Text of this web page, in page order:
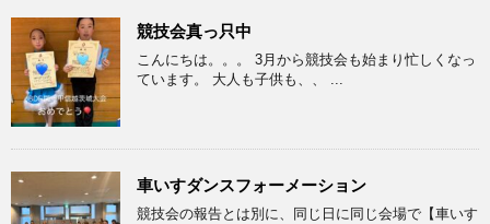
競技会真っ只中
こんにちは。。。 3月から競技会も始まり忙しくなっ
ています。 大人も子供も、、 ...
車いすダンスフォーメーション
競技会の報告とは別に、同じ日に同じ会場で【車いす